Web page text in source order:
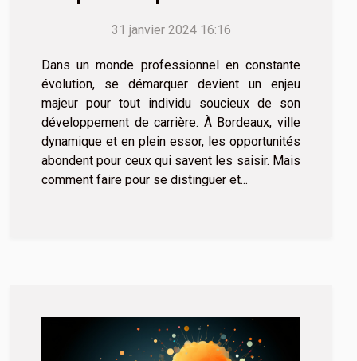
31 janvier 2024 16:16
Dans un monde professionnel en constante
évolution, se démarquer devient un enjeu
majeur pour tout individu soucieux de son
développement de carrière. À Bordeaux, ville
dynamique et en plein essor, les opportunités
abondent pour ceux qui savent les saisir. Mais
comment faire pour se distinguer et...